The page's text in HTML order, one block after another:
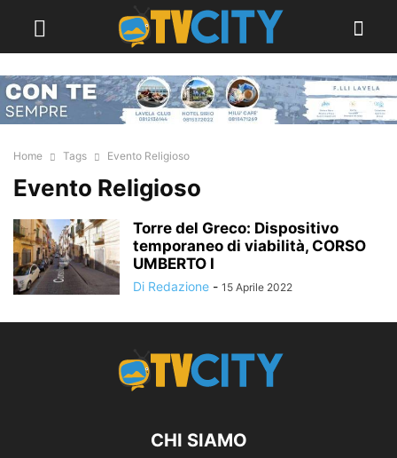
Home Tags Evento Religioso
Evento Religioso
Torre del Greco: Dispositivo
temporaneo di viabilità, CORSO
UMBERTO I
Di Redazione - 15 Aprile 2022
CHI SIAMO